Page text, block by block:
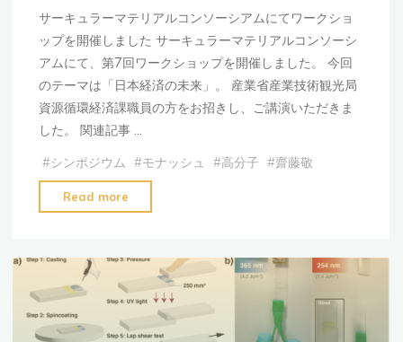
入
生
募
集"
サーキュラーマテリアルコンソーシアムにてワークショ
ップを開催しました サーキュラーマテリアルコンソーシ
アムにて、第7回ワークショップを開催しました。 今回
のテーマは「日本経済の未来」。 産業省産業技術観光局
資源循環経済課職員の方をお招きし、ご講演いただきま
した。 関連記事 …
#シンポジウム #モナッシュ #高分子 #齋藤敬
Read more
ー
ュ
ー